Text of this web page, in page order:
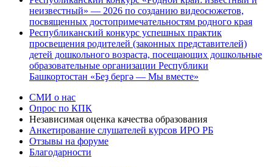
неизвестный» — 2026 по созданию видеосюжетов,
посвященных достопримечательностям родного края
Республиканский конкурс успешных практик
просвещения родителей (законных представителей)
детей дошкольного возраста, посещающих дошкольные
образовательные организации Республики
Башкортостан «Беҙ бергә — Мы вместе»
СМИ о нас
Опрос по КПК
Независимая оценка качества образования
Анкетирование слушателей курсов ИРО РБ
Отзывы на форуме
Благодарности